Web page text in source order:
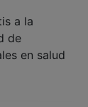
a la
de
en salud